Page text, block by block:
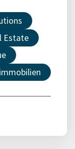
Estate